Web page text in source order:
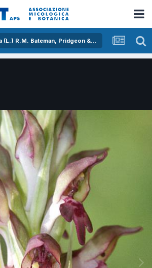
Anacamptis coriophora (L.) R.M. Bateman, Pridgeon & M.W. Chase